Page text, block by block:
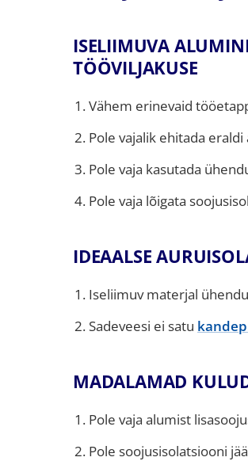
ISELIIMUVA
TÖÖVILJAKUSE
Vähem erinevaid
Pole vajalik ehitada eraldi
Pole vaja kasutada
Pole vaja lõigata
IDEAALSE
Iseliimuv materjal
Sadeveesi ei satu
MADALAMAD
Pole vaja alumist
Pole soojusisolatsiooni